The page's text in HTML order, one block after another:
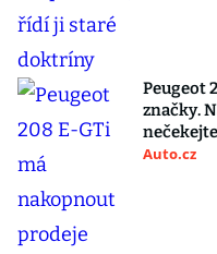
Peugeot
značky.
nečekejte
Auto.cz